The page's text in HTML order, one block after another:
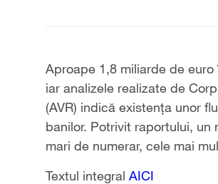
Aproape 1,8 miliarde de
iar analizele realizate de
(AVR) indică existența unor
banilor. Potrivit raportului,
mari de numerar, cele mai
Textul integral AICI